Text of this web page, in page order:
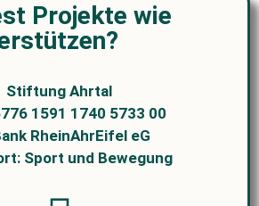
Projekte wie
Stiftung Ahrtal
1591 1740 5733 00
RheinAhrEifel eG
Sport und Bewegung